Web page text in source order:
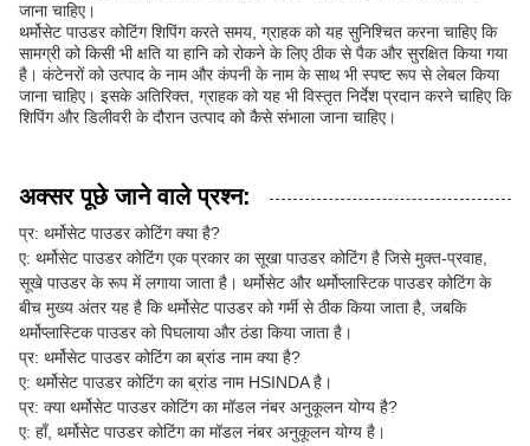
जाना चाहिए।
थर्मोसेट पाउडर कोटिंग शिपिंग करते समय, ग्राहक को यह सुनिश्चित करना चाहिए कि
सामग्री को किसी भी क्षति या हानि को रोकने के लिए ठीक से पैक और सुरक्षित किया गया
है। कंटेनरों को उत्पाद के नाम और कंपनी के नाम के साथ भी स्पष्ट रूप से लेबल किया
जाना चाहिए। इसके अतिरिक्त, ग्राहक को यह भी विस्तृत निर्देश प्रदान करने चाहिए कि
शिपिंग और डिलीवरी के दौरान उत्पाद को कैसे संभाला जाना चाहिए।
अक्सर पूछे जाने वाले प्रश्न:
प्र: थर्मोसेट पाउडर कोटिंग क्या है?
ए: थर्मोसेट पाउडर कोटिंग एक प्रकार का सूखा पाउडर कोटिंग है जिसे मुक्त-प्रवाह,
सूखे पाउडर के रूप में लगाया जाता है। थर्मोसेट और थर्मोप्लास्टिक पाउडर कोटिंग के
बीच मुख्य अंतर यह है कि थर्मोसेट पाउडर को गर्मी से ठीक किया जाता है, जबकि
थर्मोप्लास्टिक पाउडर को पिघलाया और ठंडा किया जाता है।
प्र: थर्मोसेट पाउडर कोटिंग का ब्रांड नाम क्या है?
ए: थर्मोसेट पाउडर कोटिंग का ब्रांड नाम HSINDA है।
प्र: क्या थर्मोसेट पाउडर कोटिंग का मॉडल नंबर अनुकूलन योग्य है?
ए: हाँ, थर्मोसेट पाउडर कोटिंग का मॉडल नंबर अनुकूलन योग्य है।